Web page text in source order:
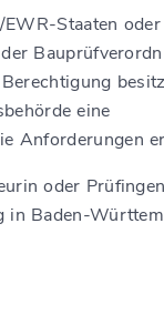
Staaten
eine
Anforderungen
oder
in Baden-